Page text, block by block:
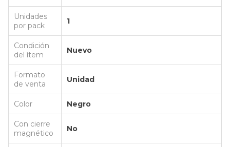
Unidades
por pack
1
Condición
del ítem
Nuevo
Formato
de venta
Unidad
Color Negro
Con cierre
magnético
No